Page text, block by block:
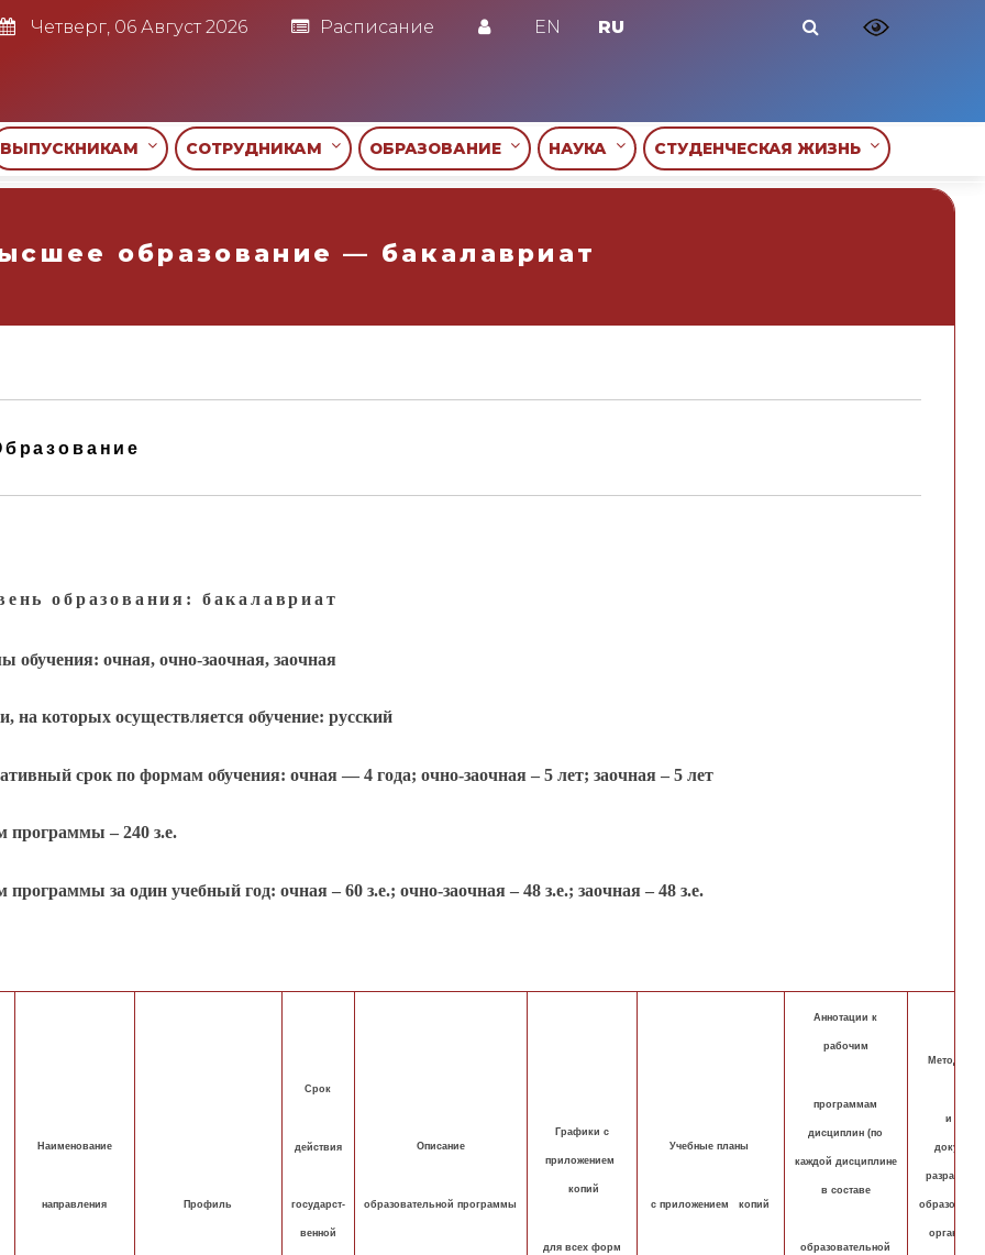
Четверг, 06 Август 2026 Расписание EN RU
ВЫПУСКНИКАМ СОТРУДНИКАМ ОБРАЗОВАНИЕ НАУКА СТУДЕНЧЕСКАЯ ЖИЗНЬ
образование — бакалавриат
образования: бакалавриат
обучения: очная, очно-заочная, заочная
на которых осуществляется обучение: русский
срок по формам обучения: очная — 4 года; очно-заочная – 5 лет; заочная – 5 лет
программы – 240 з.е.
программы за один учебный год: очная – 60 з.е.; очно-заочная – 48 з.е.; заочная – 48 з.е.
Наименование
направления Профиль
Срок
действия
государст-
венной
Описание
образовательной программы
Графики с
приложением
копий
для всех форм
Учебные планы
с приложением копий
Аннотации к
рабочим
программам
дисциплин (по
каждой дисциплине
в составе
образовательной
и иные